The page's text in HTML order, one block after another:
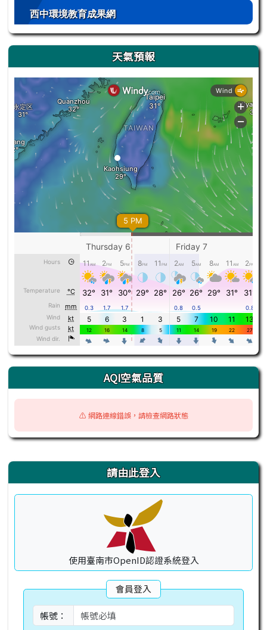
西中環境教育成果網
天氣預報
AQI空氣品質
⚠️ 網路連線錯誤，請檢查網路狀態
右邊區域內容 請由此登入
使用臺南市OpenID認證系統登入
會員登入
帳號：